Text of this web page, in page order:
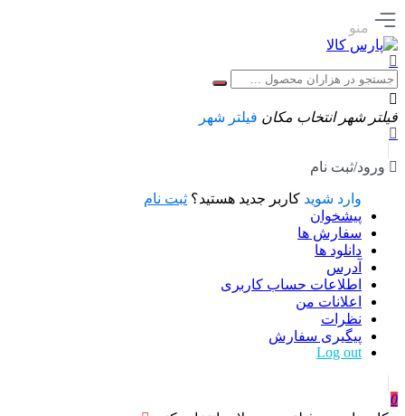
منو
فیلتر شهر انتخاب مکان فیلتر شهر
ورود/ثبت نام
وارد شوید کاربر جدید هستید؟ ثبت نام
پیشخوان
سفارش ها
دانلود ها
آدرس
اطلاعات حساب كاربری
اعلانات من
نظرات
پیگیری سفارش
Log out
0